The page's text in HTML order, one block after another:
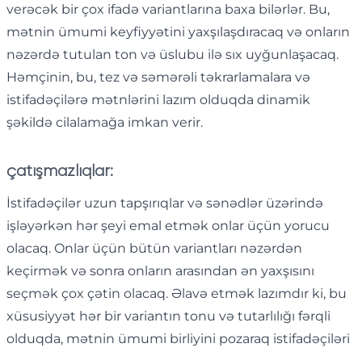
verəcək bir çox ifadə variantlarına baxa bilərlər. Bu,
mətnin ümumi keyfiyyətini yaxşılaşdıracaq və onların
nəzərdə tutulan ton və üslubu ilə sıx uyğunlaşacaq.
Həmçinin, bu, tez və səmərəli təkrarlamalara və
istifadəçilərə mətnlərini lazım olduqda dinamik
şəkildə cilalamağa imkan verir.
çatışmazlıqlar:
İstifadəçilər uzun tapşırıqlar və sənədlər üzərində
işləyərkən hər şeyi emal etmək onlar üçün yorucu
olacaq. Onlar üçün bütün variantları nəzərdən
keçirmək və sonra onların arasından ən yaxşısını
seçmək çox çətin olacaq. Əlavə etmək lazımdır ki, bu
xüsusiyyət hər bir variantın tonu və tutarlılığı fərqli
olduqda, mətnin ümumi birliyini pozaraq istifadəçiləri